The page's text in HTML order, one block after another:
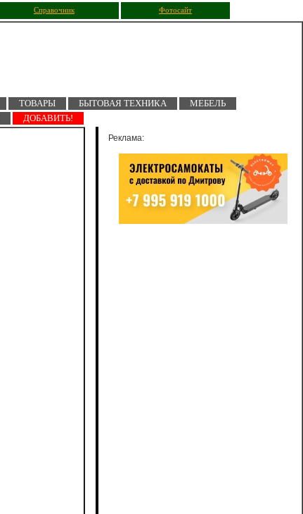
Справочник Фотосайт
ТОВАРЫ БЫТОВАЯ ТЕХНИКА
МЕБЕЛЬ
ДОБАВИТЬ!
Реклама: